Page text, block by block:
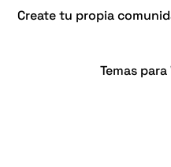
Create tu propia
Temas